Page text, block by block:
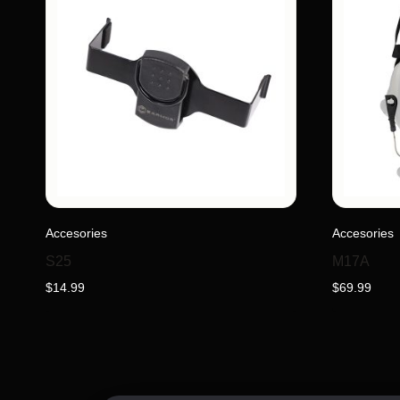
Accesories
S25
$14.99
Accesories
M17A
$69.99